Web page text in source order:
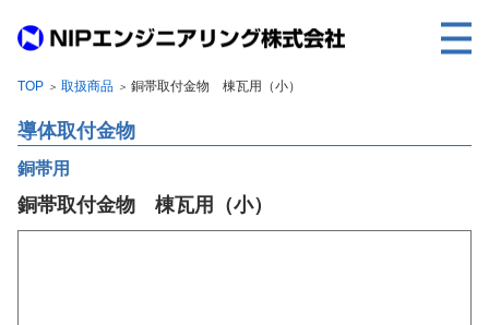
事業内容
各種実績
TOP ＞ 取扱商品 ＞ 銅帯取付金物 棟瓦用（小）
導体取付金物
銅帯用
銅帯取付金物 棟瓦用（小）